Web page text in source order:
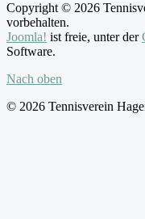
Copyright © 2026
vorbehalten.
Joomla! ist freie, unter der
Software.
Nach oben
© 2026 Tennisverein